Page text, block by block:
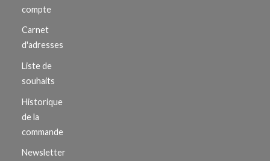
compte
Carnet
d'adresses
Liste de
souhaits
Historique
de la
commande
Newsletter